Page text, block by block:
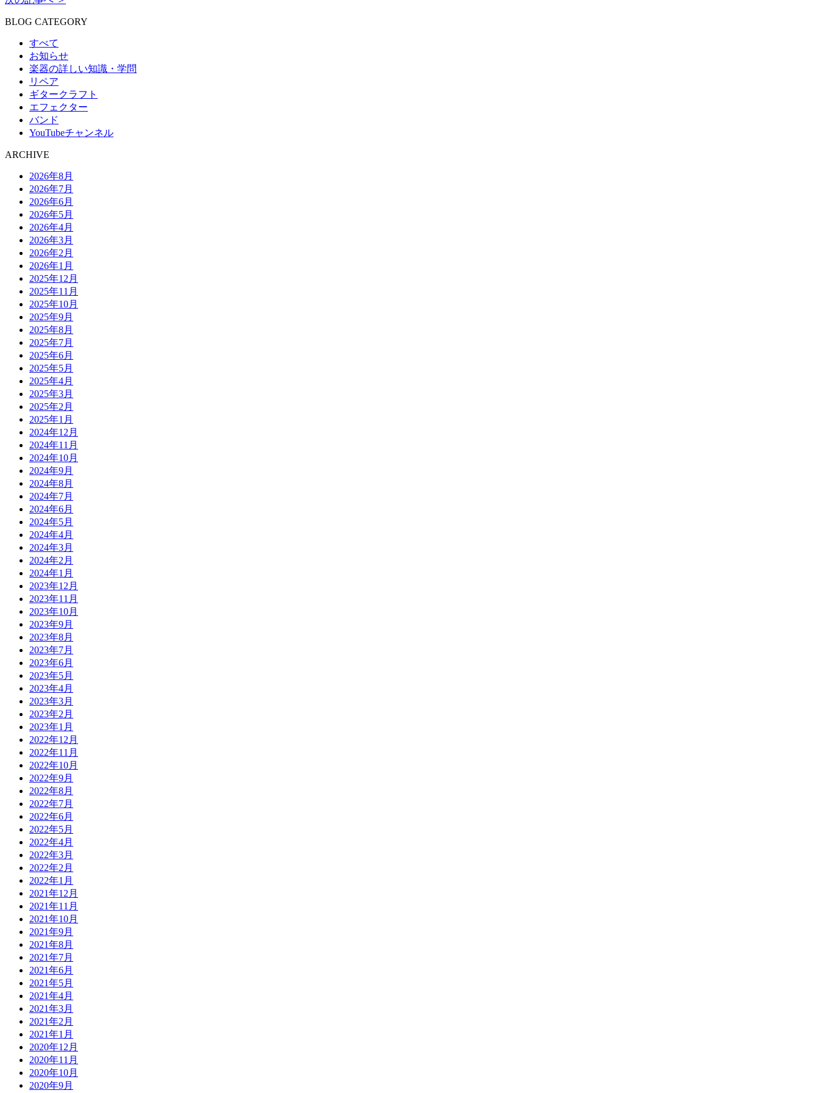
BLOG CATEGORY
すべて
お知らせ
楽器の詳しい知識・学問
リペア
ギタークラフト
エフェクター
バンド
YouTubeチャンネル
ARCHIVE
2026年8月
2026年7月
2026年6月
2026年5月
2026年4月
2026年3月
2026年2月
2026年1月
2025年12月
2025年11月
2025年10月
2025年9月
2025年8月
2025年7月
2025年6月
2025年5月
2025年4月
2025年3月
2025年2月
2025年1月
2024年12月
2024年11月
2024年10月
2024年9月
2024年8月
2024年7月
2024年6月
2024年5月
2024年4月
2024年3月
2024年2月
2024年1月
2023年12月
2023年11月
2023年10月
2023年9月
2023年8月
2023年7月
2023年6月
2023年5月
2023年4月
2023年3月
2023年2月
2023年1月
2022年12月
2022年11月
2022年10月
2022年9月
2022年8月
2022年7月
2022年6月
2022年5月
2022年4月
2022年3月
2022年2月
2022年1月
2021年12月
2021年11月
2021年10月
2021年9月
2021年8月
2021年7月
2021年6月
2021年5月
2021年4月
2021年3月
2021年2月
2021年1月
2020年12月
2020年11月
2020年10月
2020年9月